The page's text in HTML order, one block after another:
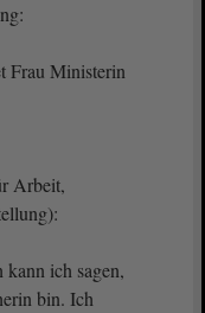
Frau Ministerin
Arbeit,
ich sagen,
bin. Ich